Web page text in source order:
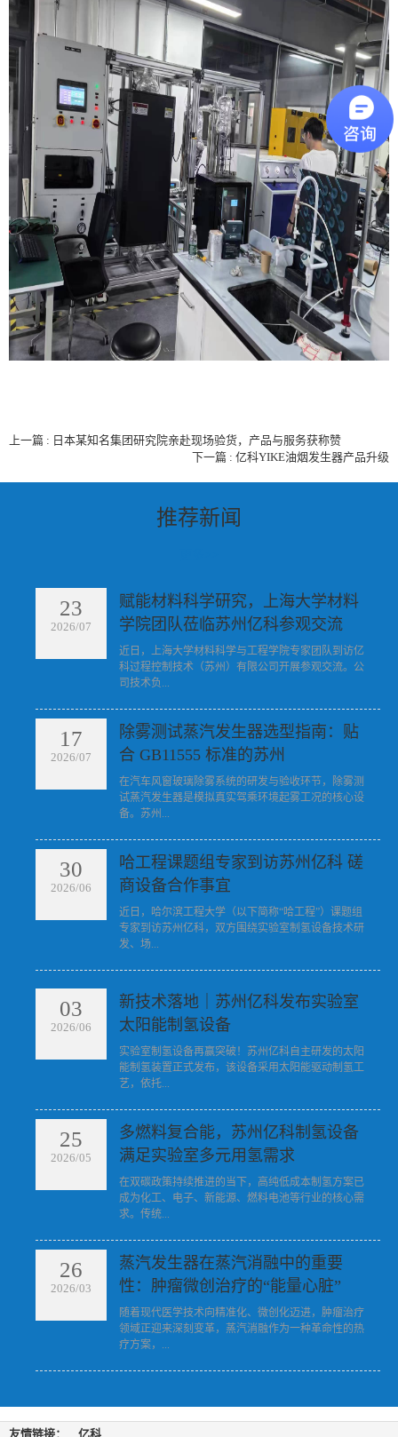
上一篇 : 日本某知名集团研究院亲赴现场验货，产品与服务获称赞
下一篇 : 亿科YIKE油烟发生器产品升级
推荐新闻
23
2026/07
赋能材料科学研究，上海大学材料
学院团队莅临苏州亿科参观交流
​近日，上海大学材料科学与工程学院专家团队到访亿
科过程控制技术（苏州）有限公司开展参观交流。公
司技术负...
17
2026/07
除雾测试蒸汽发生器选型指南：贴
合 GB11555 标准的苏州
​在汽车风窗玻璃除雾系统的研发与验收环节，除雾测
试蒸汽发生器是模拟真实驾乘环境起雾工况的核心设
备。苏州...
30
2026/06
哈工程课题组专家到访苏州亿科 磋
商设备合作事宜
​近日，哈尔滨工程大学（以下简称“哈工程”）课题组
专家到访苏州亿科，双方围绕实验室制氢设备技术研
发、场...
03
2026/06
新技术落地｜苏州亿科发布实验室
太阳能制氢设备
​实验室制氢设备再赢突破！苏州亿科自主研发的太阳
能制氢装置正式发布，该设备采用太阳能驱动制氢工
艺，依托...
25
2026/05
多燃料复合能，苏州亿科制氢设备
满足实验室多元用氢需求
​在双碳政策持续推进的当下，高纯低成本制氢方案已
成为化工、电子、新能源、燃料电池等行业的核心需
求。传统...
26
2026/03
蒸汽发生器在蒸汽消融中的重要
性：肿瘤微创治疗的“能量心脏”
​随着现代医学技术向精准化、微创化迈进，肿瘤治疗
领域正迎来深刻变革，蒸汽消融作为一种革命性的热
疗方案，...
友情链接： 亿科